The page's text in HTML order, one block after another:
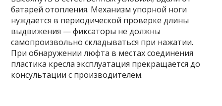
батарей отопления. Механизм упорной ноги
нуждается в периодической проверке длины
выдвижения — фиксаторы не должны
самопроизвольно складываться при нажатии.
При обнаружении люфта в местах соединения
пластика кресла эксплуатация прекращается до
консультации с производителем.